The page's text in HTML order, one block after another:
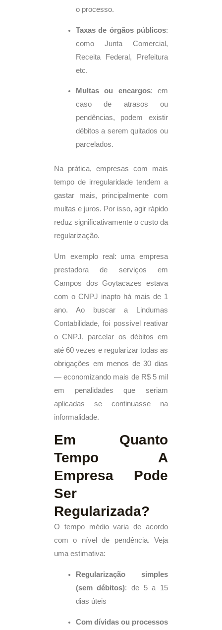
o processo.
Taxas de órgãos públicos:
como Junta Comercial,
Receita Federal, Prefeitura
etc.
Multas ou encargos: em
caso de atrasos ou
pendências, podem existir
débitos a serem quitados ou
parcelados.
Na prática, empresas com mais
tempo de irregularidade tendem a
gastar mais, principalmente com
multas e juros. Por isso, agir rápido
reduz significativamente o custo da
regularização.
Um exemplo real: uma empresa
prestadora de serviços em
Campos dos Goytacazes estava
com o CNPJ inapto há mais de 1
ano. Ao buscar a Lindumas
Contabilidade, foi possível reativar
o CNPJ, parcelar os débitos em
até 60 vezes e regularizar todas as
obrigações em menos de 30 dias
— economizando mais de R$ 5 mil
em penalidades que seriam
aplicadas se continuasse na
informalidade.
Em Quanto
Tempo A
Empresa Pode
Ser
Regularizada?
O tempo médio varia de acordo
com o nível de pendência. Veja
uma estimativa:
Regularização simples
(sem débitos): de 5 a 15
dias úteis
Com dívidas ou processos